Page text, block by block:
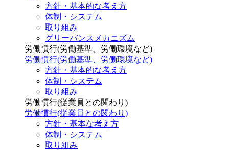
方針・基本的な考え方
体制・システム
取り組み
グリーバンスメカニズム
労働慣行(労働基準、労働環境など)
労働慣行(労働基準、労働環境など)
方針・基本的な考え方
体制・システム
取り組み
労働慣行(従業員との関わり)
労働慣行(従業員との関わり)
方針・基本な考え方
体制・システム
取り組み